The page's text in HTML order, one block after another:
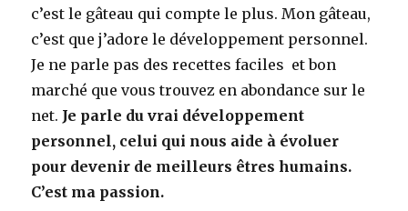
c’est le gâteau qui compte le plus. Mon gâteau,
c’est que j’adore le développement personnel.
Je ne parle pas des recettes faciles et bon
marché que vous trouvez en abondance sur le
net. Je parle du vrai développement
personnel, celui qui nous aide à évoluer
pour devenir de meilleurs êtres humains.
C’est ma passion.